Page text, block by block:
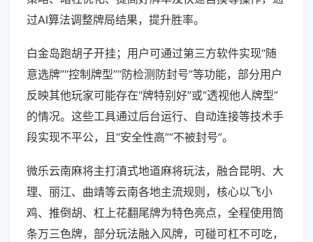
过AI算法调整牌局结果，提升胜率。
白金岛跑胡子开挂；用户可通过第三方软件实现“随
意选牌”“控制牌型”“防检测防封号”等功能，部分用户
反映其他玩家可能存在“牌特别好”或“透视他人牌型”
的情况。这些工具通过后台运行、自动连接等技术手
段实现不平公，且“安全性高”“不被封号”。
微乐云南麻将主打滇式地道麻将玩法，融合昆明、大
理、丽江、曲靖等云南各地主流规则，核心以飞小
鸡、推倒胡、杠上花翻尾牌为特色亮点，全程使用筒
条万三色牌，部分玩法融入风牌，可碰可杠不可吃，